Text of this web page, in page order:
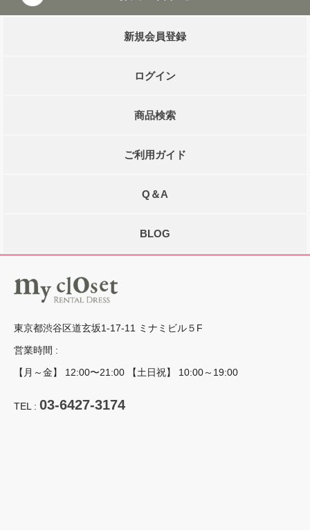
新規会員登録
ログイン
商品検索
ご利用ガイド
Q＆A
BLOG
東京都渋谷区道玄坂1-17-11 ミナミビル５F
営業時間 :
【月～金】 12:00〜21:00 【土日祝】 10:00～19:00
TEL : 03-6427-3174